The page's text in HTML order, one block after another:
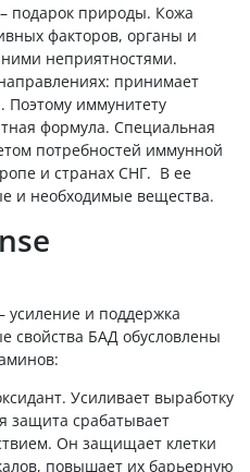
подарок природы. Кожа
факторов, органы и
неприятностями.
принимает
Поэтому иммунитету
формула. Специальная
потребностей иммунной
и странах СНГ. В ее
и необходимые вещества.
усиление и поддержка
свойства БАД обусловлены
Усиливает выработку
защита срабатывает
Он защищает клетки
повышает их барьерную